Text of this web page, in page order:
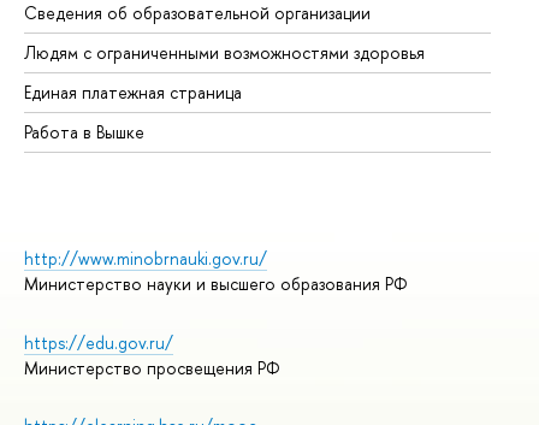
Сведения об образовательной организации
Людям с ограниченными возможностями здоровья
Единая платежная страница
Работа в Вышке
http://www.minobrnauki.gov.ru/
Министерство науки и высшего образования РФ
https://edu.gov.ru/
Министерство просвещения РФ